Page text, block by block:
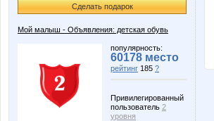
Сделать подарок
Мой малыш - Объявления: детская обувь
популярность:
60178 место
рейтинг 185 ?
Привилегированный
пользователь 2
уровня